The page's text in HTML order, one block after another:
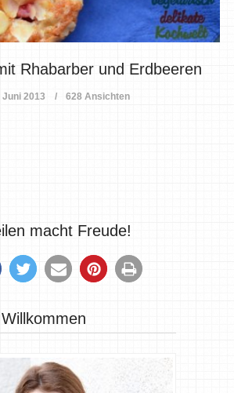
Rhabarber und Erdbeeren
Juni 2013 628 Ansichten
macht Freude!